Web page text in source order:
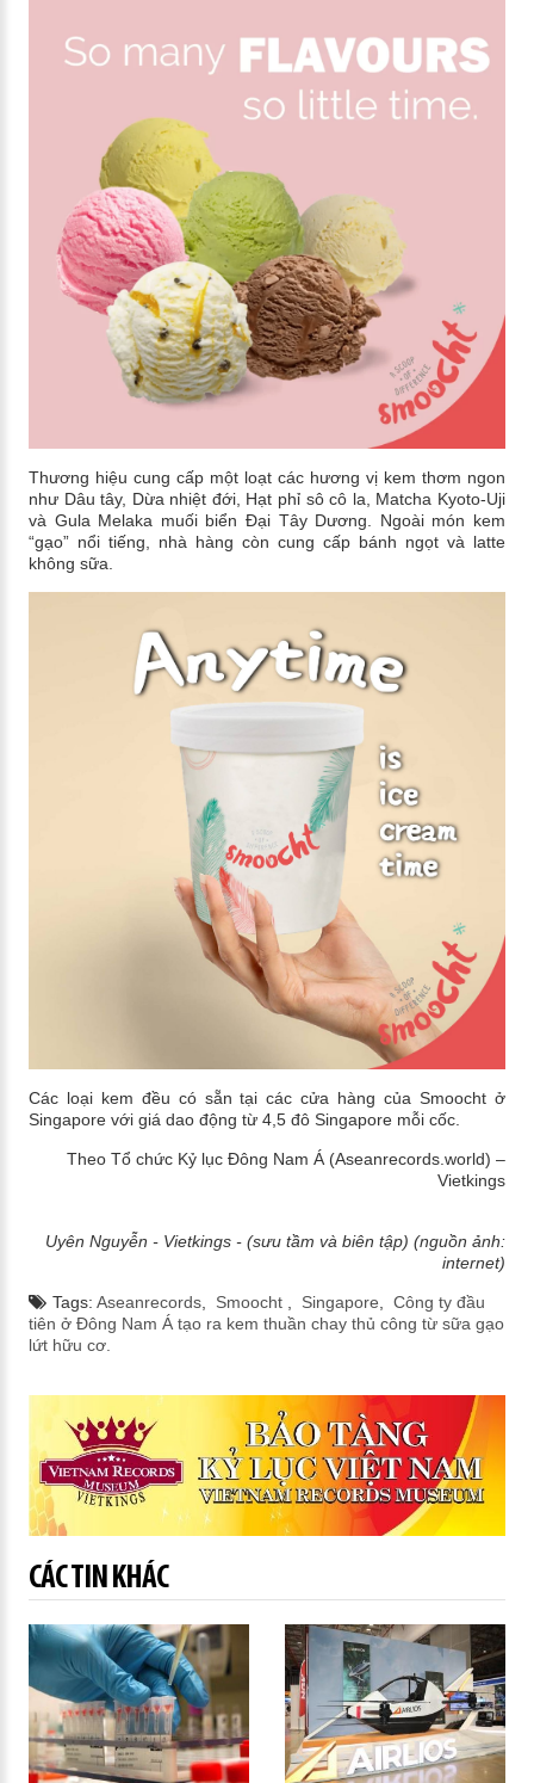
Thương hiệu cung cấp một loạt các hương vị kem thơm ngon
như Dâu tây, Dừa nhiệt đới, Hạt phỉ sô cô la, Matcha Kyoto-Uji
và Gula Melaka muối biển Đại Tây Dương. Ngoài món kem
“gạo” nổi tiếng, nhà hàng còn cung cấp bánh ngọt và latte
không sữa.
Các loại kem đều có sẵn tại các cửa hàng của Smoocht ở
Singapore với giá dao động từ 4,5 đô Singapore mỗi cốc.
Theo Tổ chức Kỷ lục Đông Nam Á (Aseanrecords.world) –
Vietkings
Uyên Nguyễn - Vietkings - (sưu tầm và biên tập) (nguồn ảnh:
internet)
Tags: Aseanrecords, Smoocht Singapore
Công ty đầu
tiên ở Đông Nam Á tạo ra kem thuần chay thủ công từ sữa gạo
lứt hữu cơ.
CÁC TIN KHÁC